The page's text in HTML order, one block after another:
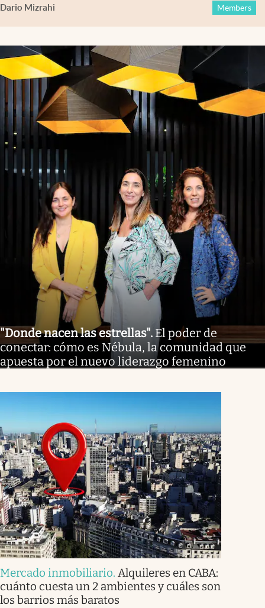
Dario Mizrahi Members
"Donde nacen las estrellas". El poder de
conectar: cómo es Nébula, la comunidad que
apuesta por el nuevo liderazgo femenino
Mercado inmobiliario. Alquileres en CABA:
cuánto cuesta un 2 ambientes y cuáles son
los barrios más baratos